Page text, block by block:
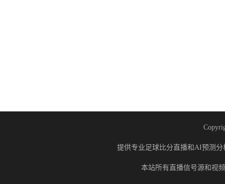
提供专业足球比分直播和AI预测
本站所有直播信号源和视